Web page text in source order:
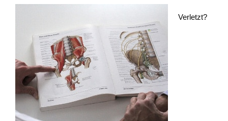
Verletzt?